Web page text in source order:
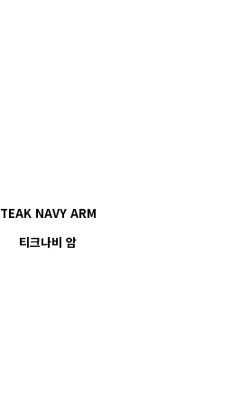
TEAK NAVY ARM
티크나비 암